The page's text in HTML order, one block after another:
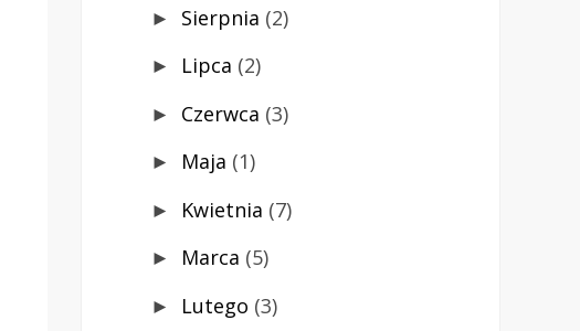
► Sierpnia (2)
► Lipca (2)
► Czerwca (3)
► Maja (1)
► Kwietnia (7)
► Marca (5)
► Lutego (3)